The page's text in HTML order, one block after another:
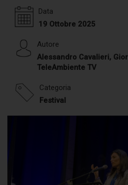
Data
19 Ottobre 2025
Autore
Alessandro Cavalieri,
TeleAmbiente TV
Categoria
Festival